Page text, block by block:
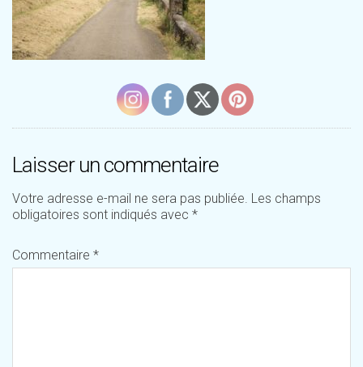
Laisser un commentaire
Votre adresse e-mail ne sera pas publiée. Les champs
obligatoires sont indiqués avec *
Commentaire *